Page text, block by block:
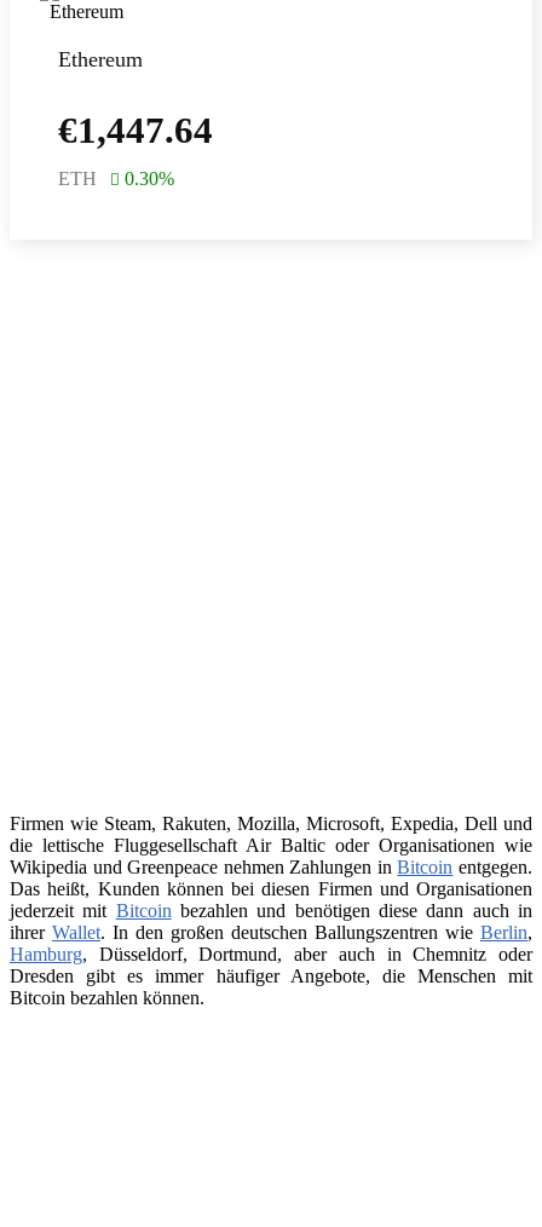
Ethereum
€1,447.64
ETH 0.30%
Firmen wie Steam, Rakuten, Mozilla, Microsoft, Expedia, Dell und
die lettische Fluggesellschaft Air Baltic oder Organisationen wie
Wikipedia und Greenpeace nehmen Zahlungen inBitcoin entgegen.
Das heißt, Kunden können bei diesen Firmen und Organisationen
jederzeit mit Bitcoin bezahlen und benötigen diese dann auch in
ihrer Wallet. In den großen deutschen Ballungszentren wie Berlin,
Hamburg, Düsseldorf, Dortmund, aber auch in Chemnitz oder
Dresden gibt es immer häufiger Angebote, die Menschen mit
Bitcoin bezahlen können.